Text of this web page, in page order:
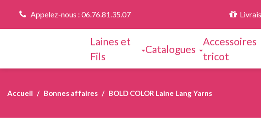
Appelez-nous : 06.76.81.35.07
Laines et
Fils
Catalogues
Accessoires
tricot
Accueil Bonnes affaires BOLD COLOR Laine Lang Yarns